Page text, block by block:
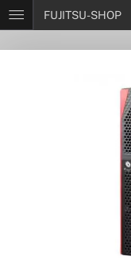
FUJITSU-SHOP